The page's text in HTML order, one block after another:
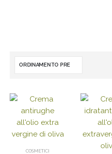
COSMETICI